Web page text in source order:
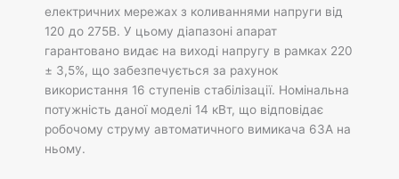
електричних мережах з коливаннями напруги від
120 до 275В. У цьому діапазоні апарат
гарантовано видає на виході напругу в рамках 220
± 3,5%, що забезпечується за рахунок
використання 16 ступенів стабілізації. Номінальна
потужність даної моделі 14 кВт, що відповідає
робочому струму автоматичного вимикача 63А на
ньому.